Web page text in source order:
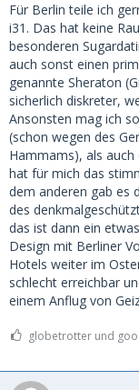
Für Berlin teile ich
i31. Das hat keine
besonderen
auch sonst einen
genannte Sheraton
sicherlich diskreter,
Ansonsten mag ich
(schon wegen des
Hammams), als
hat für mich das
dem anderen gab es
des
das ist dann ein
Design mit Berliner
Hotels weiter im
schlecht erreichbar
einem Anflug von
globetrotter und